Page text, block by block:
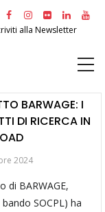
alla Newsletter
BARWAGE: I
DI RICERCA IN
2024
di BARWAGE,
SOCPL) ha